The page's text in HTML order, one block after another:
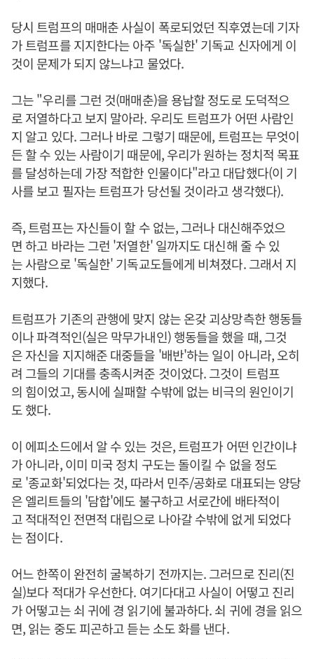
당시 트럼프의 매매춘 사실이 폭로되었던 직후였는데 기자
가 트럼프를 지지한다는 아주 '독실한' 기독교 신자에게 이
것이 문제가 되지 않느냐고 물었다.
그는 "우리를 그런 것(매매춘)을 용납할 정도로 도덕적으
로 저열하다고 보지 말아라. 우리도 트럼프가 어떤 사람인
지 알고 있다. 그러나 바로 그렇기 때문에, 트럼프는 무엇이
든 할 수 있는 사람이기 때문에, 우리가 원하는 정치적 목표
를 달성하는데 가장 적합한 인물이다"라고 대답했다(이 기
사를 보고 필자는 트럼프가 당선될 것이라고 생각했다).
즉, 트럼프는 자신들이 할 수 없는, 그러나 대신해주었으
면 하고 바라는 그런 '저열한' 일까지도 대신해 줄 수 있
는 사람으로 '독실한' 기독교도들에게 비쳐졌다. 그래서 지
지했다.
트럼프가 기존의 관행에 맞지 않는 온갖 괴상망측한 행동들
이나 파격적인(실은 막무가내인) 행동들을 했을 때, 그것
은 자신을 지지해준 대중들을 '배반'하는 일이 아니라, 오히
려 그들의 기대를 충족시켜준 것이었다. 그것이 트럼프
의 힘이었고, 동시에 실패할 수밖에 없는 비극의 원인이기
도 했다.
이 에피소드에서 알 수 있는 것은, 트럼프가 어떤 인간이냐
가 아니라, 이미 미국 정치 구도는 돌이킬 수 없을 정도
로 '종교화'되었다는 것, 따라서 민주/공화로 대표되는 양당
은 엘리트들의 '담합'에도 불구하고 서로간에 배타적이
고 적대적인 전면적 대립으로 나아갈 수밖에 없게 되었다
는 점이다.
어느 한쪽이 완전히 굴복하기 전까지는. 그러므로 진리(진
실)보다 적대가 우선한다. 여기다대고 사실이 어떻고 진리
가 어떻고는 쇠 귀에 경 읽기에 불과하다. 쇠 귀에 경을 읽으
면, 읽는 중도 피곤하고 듣는 소도 화를 낸다.